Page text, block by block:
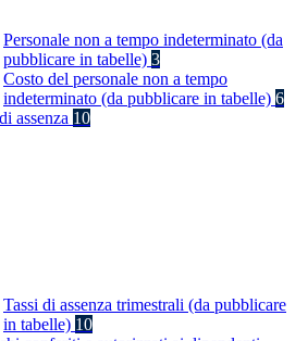
Personale non a tempo indeterminato (da
pubblicare in tabelle) 3
Costo del personale non a tempo
indeterminato (da pubblicare in tabelle) 6
assenza 10
Tassi di assenza trimestrali (da pubblicare
in tabelle) 10